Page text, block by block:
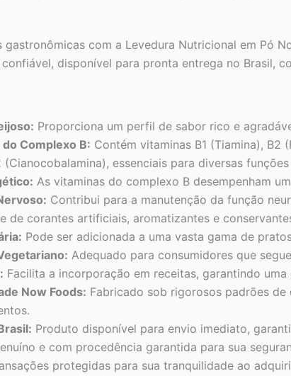
com a Levedura Nutricional em Pó
disponível para pronta entrega no Brasil,
Proporciona um perfil de sabor rico e
Complexo B: Contém vitaminas B1 (Tiamina), B2
(Cianocobalamina), essenciais para diversas
As vitaminas do complexo B desempenham
Contribui para a manutenção da função
de corantes artificiais, aromatizantes e
Pode ser adicionada a uma vasta gama de
Adequado para consumidores que
Facilita a incorporação em receitas, garantindo
Now Foods: Fabricado sob rigorosos padrões
Produto disponível para envio imediato,
e com procedência garantida para sua
protegidas para sua tranquilidade ao